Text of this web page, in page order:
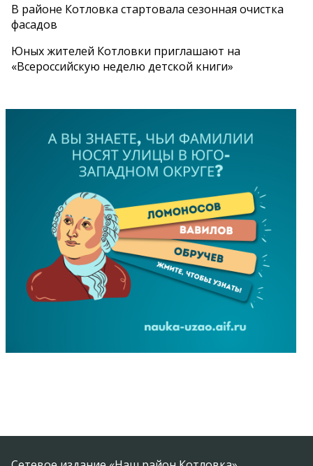
В районе Котловка стартовала сезонная очистка
фасадов
Юных жителей Котловки приглашают на
«Всероссийскую неделю детской книги»